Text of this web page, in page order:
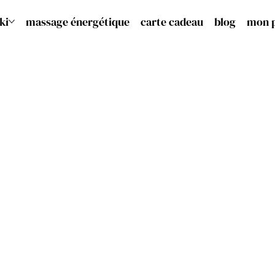
massage énergétique carte cadeau blog mon